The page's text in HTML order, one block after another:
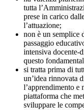
tutta
prese in carico
l’attuazione;
non è un semplice
passaggio
intensiva docente-
questo
si tratta prima di
un’idea rinnovata
l’apprendimento e
piattaforma che
sviluppare le